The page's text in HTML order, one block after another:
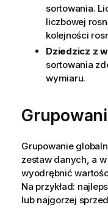
sortowania.
liczbowej
kolejności
Dziedzicz z
sortowania
wymiaru.
Grupowanie
zestaw danych, a
wyodrębnić
Na przykład:
lub najgorzej